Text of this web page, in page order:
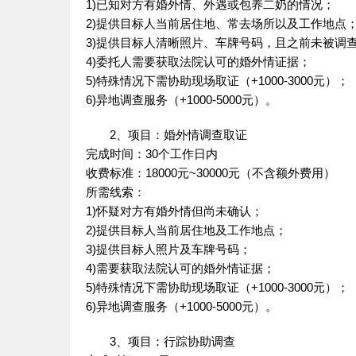
1)已知对方有婚外情、外遇或包养二奶的情况；
2)提供目标人当前居住地、常去场所以及工作地点；
3)提供目标人清晰照片、车牌号码，且之前未被调
4)委托人需要获取法院认可的婚外情证据；
5)特殊情况下需协助现场取证（+1000-3000元）；
6)异地调查服务（+1000-5000元）。
2、项目：婚外情调查取证
完成时间：30个工作日内
收费标准：18000元~30000元（不含额外费用）
所需线索：
1)怀疑对方有婚外情但尚未确认；
2)提供目标人当前居住地及工作地点；
3)提供目标人照片及车牌号码；
4)需要获取法院认可的婚外情证据；
5)特殊情况下需协助现场取证（+1000-3000元）；
6)异地调查服务（+1000-5000元）。
3、项目：行踪协助调查